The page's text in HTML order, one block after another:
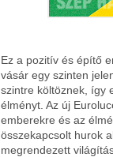
Ez a pozitív és építő
vásár egy szinten
szintre költöznek, így
élményt. Az új
emberekre és az
összekapcsolt hurok
megrendezett